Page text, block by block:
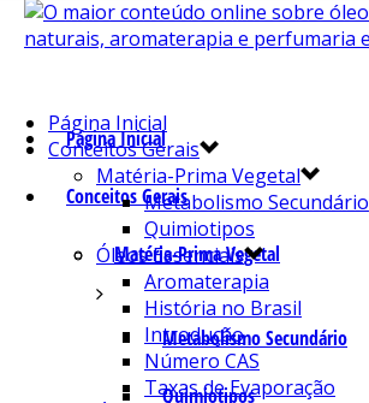
Página Inicial
Conceitos Gerais
Matéria-Prima Vegetal
Metabolismo Secundário
Quimiotipos
Página Inicial
Conceitos Gerais
Matéria-Prima Vegetal
Metabolismo Secundário
Quimiotipos
Óleos Essenciais
Aromaterapia
História no Brasil
Introdução
Número CAS
Taxas de Evaporação